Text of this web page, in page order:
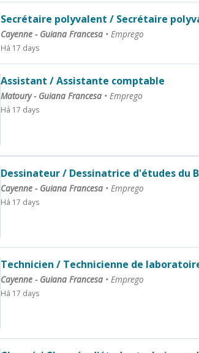
Secrétaire polyvalent / Secrétaire
Cayenne - Guiana Francesa • Emprego
Há 17 days
Assistant / Assistante comptable
Matoury - Guiana Francesa • Emprego
Há 17 days
Dessinateur / Dessinatrice d'études du
Cayenne - Guiana Francesa • Emprego
Há 17 days
Technicien / Technicienne de
Cayenne - Guiana Francesa • Emprego
Há 17 days